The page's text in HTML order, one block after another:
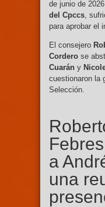
de junio de 2026,
del Cpccs ,
para aprobar el
El consejero
Cordero se
Cuarán y
cuestionaron la
Selección.
a
una